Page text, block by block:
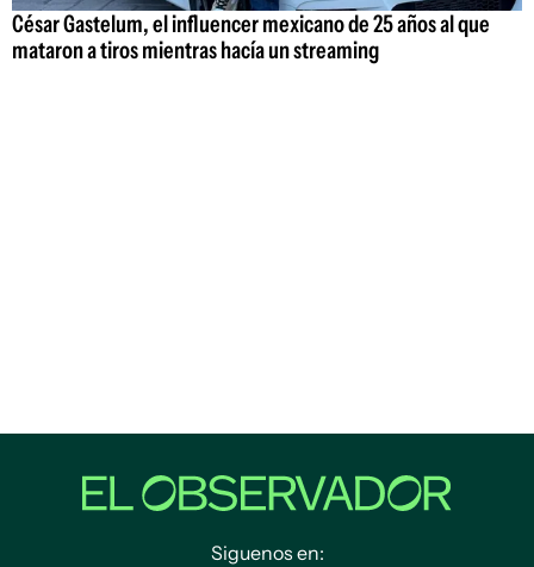
César Gastelum, el influencer mexicano de 25 años al que
mataron a tiros mientras hacía un streaming
Siguenos en: